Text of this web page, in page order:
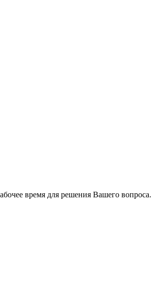
время для решения Вашего вопроса.